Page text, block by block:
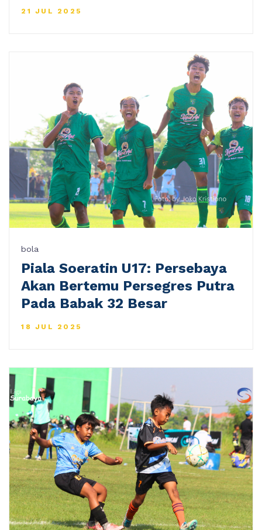
21 JUL 2025
bola
Piala Soeratin U17: Persebaya
Akan Bertemu Persegres Putra
Pada Babak 32 Besar
18 JUL 2025